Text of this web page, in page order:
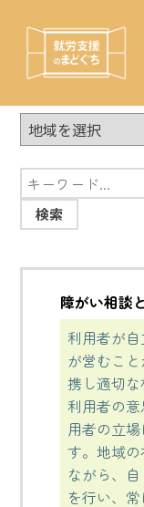
ツ
障がい相談
利用者が
が営むこ
携し適切な
利用者の
用者の立
す。地域
ながら、
を行い、